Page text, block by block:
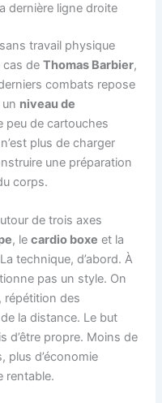
dernière ligne droite
travail physique
cas deThomas Barbier,
combats repose
niveau de
peu de cartouches
plus de charger
une préparation
corps.
de trois axes
, lecardio boxe et la
technique, d’abord. À
pas un style. On
répétition des
la distance. Le but
d’être propre. Moins de
plus d’économie
rentable.